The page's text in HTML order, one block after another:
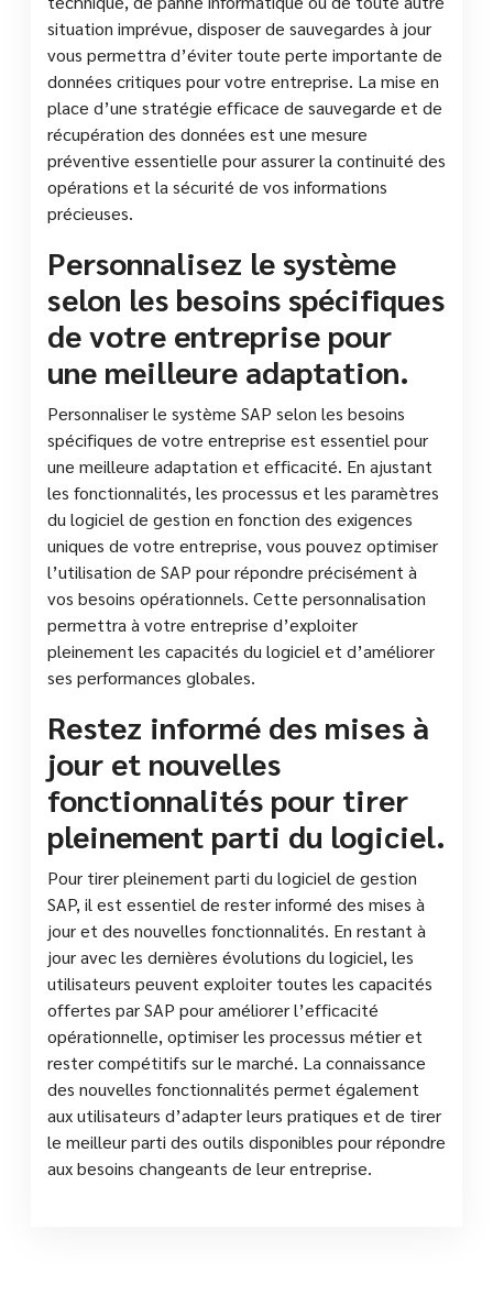
situation imprévue, disposer de sauvegardes à jour
vous permettra d’éviter toute perte importante de
données critiques pour votre entreprise. La mise en
place d’une stratégie efficace de sauvegarde et de
récupération des données est une mesure
préventive essentielle pour assurer la continuité des
opérations et la sécurité de vos informations
précieuses.
Personnalisez le système
selon les besoins spécifiques
de votre entreprise pour
une meilleure adaptation.
Personnaliser le système SAP selon les besoins
spécifiques de votre entreprise est essentiel pour
une meilleure adaptation et efficacité. En ajustant
les fonctionnalités, les processus et les paramètres
du logiciel de gestion en fonction des exigences
uniques de votre entreprise, vous pouvez optimiser
l’utilisation de SAP pour répondre précisément à
vos besoins opérationnels. Cette personnalisation
permettra à votre entreprise d’exploiter
pleinement les capacités du logiciel et d’améliorer
ses performances globales.
Restez informé des mises à
jour et nouvelles
fonctionnalités pour tirer
pleinement parti du logiciel.
Pour tirer pleinement parti du logiciel de gestion
SAP, il est essentiel de rester informé des mises à
jour et des nouvelles fonctionnalités. En restant à
jour avec les dernières évolutions du logiciel, les
utilisateurs peuvent exploiter toutes les capacités
offertes par SAP pour améliorer l’efficacité
opérationnelle, optimiser les processus métier et
rester compétitifs sur le marché. La connaissance
des nouvelles fonctionnalités permet également
aux utilisateurs d’adapter leurs pratiques et de tirer
le meilleur parti des outils disponibles pour répondre
aux besoins changeants de leur entreprise.